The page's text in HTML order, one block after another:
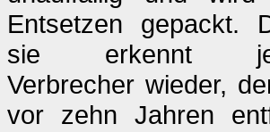
Entsetzen gepackt.
sie erkennt
Verbrecher wieder,
vor zehn Jahren